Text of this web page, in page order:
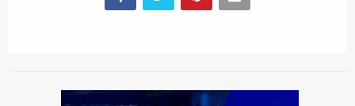
ΟΜΑΔΕΣ ΕΛ.ΑΣ.